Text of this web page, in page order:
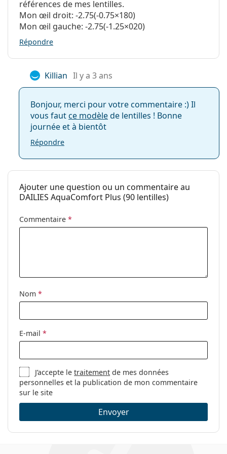
préferent un rythme de port quotidien.
ne portent qu'occasionnellement des lentilles de
DAILIES AquaComfort Plus ?
Peut-on dormir avec les DAILIES AquaComfort
Plus ?
Dailies ou Acuvue, quelles sont les meilleures ?
Quelle est la différence entre DAILIES
AquaComfort Plus 30-pack, 90-pack et 180-pack
Ceci est un dispositif médical. Lisez le mode d'emploi
avant l'utilisation.
Lentilles sphériques et asphériques
références de mes lentilles.
Mon œil droit: -2.75(-0.75×180)
Mon œil gauche: -2.75(-1.25×020)
Répondre
Killian Il y a 3 ans
Bonjour, merci pour votre commentaire :) Il
vous fautce modèlede lentilles ! Bonne
journée et à bientôt
Répondre
Ajouter une question ou un commentaire au
DAILIES AquaComfort Plus (90 lentilles)
Commentaire *
Nom *
E-mail *
J’accepte letraitement de mes données
personnelles et la publication de mon commentaire
sur le site
Envoyer